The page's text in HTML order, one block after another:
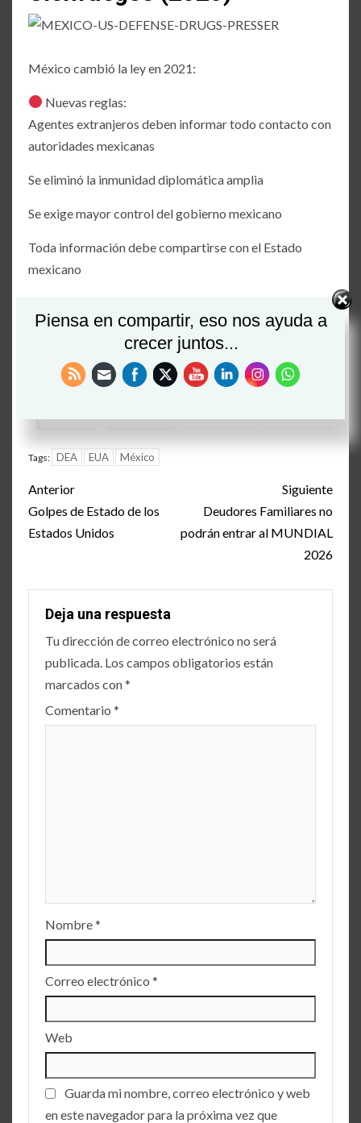
México cambió la ley en 2021:
Nuevas reglas:
Agentes extranjeros deben informar todo contacto con
autoridades mexicanas
Se eliminó la inmunidad diplomática amplia
Se exige mayor control del gobierno mexicano
Toda información debe compartirse con el Estado
mexicano
Desconfianza hacia la DEA
Operaciones percibidas como unilaterales
Tags: DEA EUA México
Post
navigation
Anterior
Golpes de Estado de los
Estados Unidos
Siguiente
Deudores Familiares no
podrán entrar al MUNDIAL
2026
Deja una respuesta
Tu dirección de correo electrónico no será
publicada. Los campos obligatorios están
marcados con*
Comentario *
Nombre*
Correo electrónico *
Web
Guarda mi nombre, correo electrónico y web
en este navegador para la próxima vez que
Piensa en compartir, eso nos ayuda a
crecer juntos...